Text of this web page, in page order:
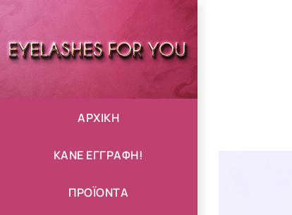
Μετάβαση
περιεχόμενο
ΑΡΧΙΚΗ
ΚΑΝΕ ΕΓΓΡΑΦΗ!
ΠΡΟΪΟΝΤΑ